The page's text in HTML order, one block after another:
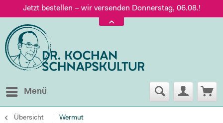
Jetzt bestellen – wir versenden Donnerstag, 06.08.!
Versand nur 5,60 €, gratis ab 95 € Warenwert
Jetzt bestellen – wir versenden Donnerstag, 06.08.!
Menü
Übersicht Wermut